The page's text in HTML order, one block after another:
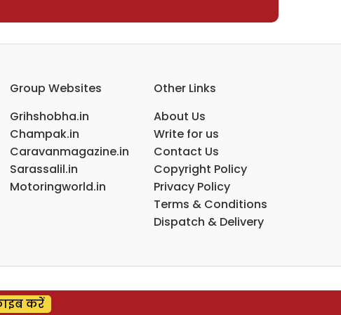
Group Websites
Grihshobha.in
Champak.in
Caravanmagazine.in
Sarassalil.in
Motoringworld.in
Other Links
About Us
Write for us
Contact Us
Copyright Policy
Privacy Policy
Terms & Conditions
Dispatch & Delivery
करें